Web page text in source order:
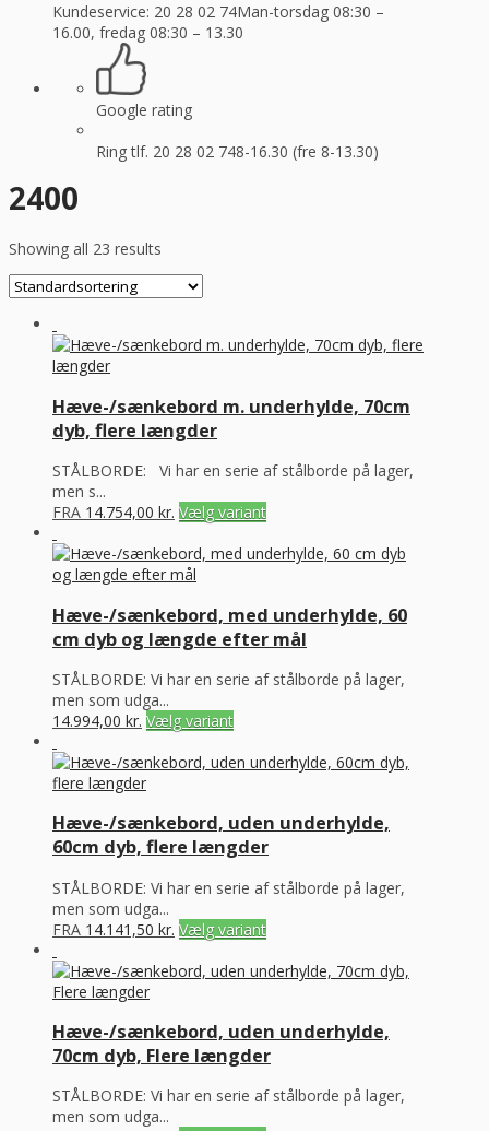
Kundeservice: 20 28 02 74Man-torsdag 08:30 –
16.00, fredag 08:30 – 13.30
Google rating
Ring tlf. 20 28 02 748-16.30 (fre 8-13.30)
2400
Showing all 23 results
Hæve-/sænkebord m. underhylde, 70cm
dyb, flere længder
STÅLBORDE: Vi har en serie af stålborde på lager,
men s...
FRA 14.754,00 kr. Vælg variant
Hæve-/sænkebord, med underhylde, 60
cm dyb og længde efter mål
STÅLBORDE: Vi har en serie af stålborde på lager,
men som udga...
14.994,00 kr. Vælg variant
Hæve-/sænkebord, uden underhylde,
60cm dyb, flere længder
STÅLBORDE: Vi har en serie af stålborde på lager,
men som udga...
FRA 14.141,50 kr. Vælg variant
Hæve-/sænkebord, uden underhylde,
70cm dyb, Flere længder
STÅLBORDE: Vi har en serie af stålborde på lager,
men som udga...